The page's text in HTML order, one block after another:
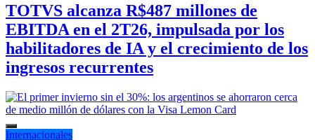
TOTVS alcanza R$487 millones de
EBITDA en el 2T26, impulsada por los
habilitadores de IA y el crecimiento de los
ingresos recurrentes
Internacionales